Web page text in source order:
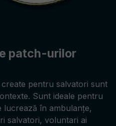
patch-urilor
pentru salvatori sunt
Sunt ideale pentru
lucrează în ambulanțe,
salvatori, voluntari ai